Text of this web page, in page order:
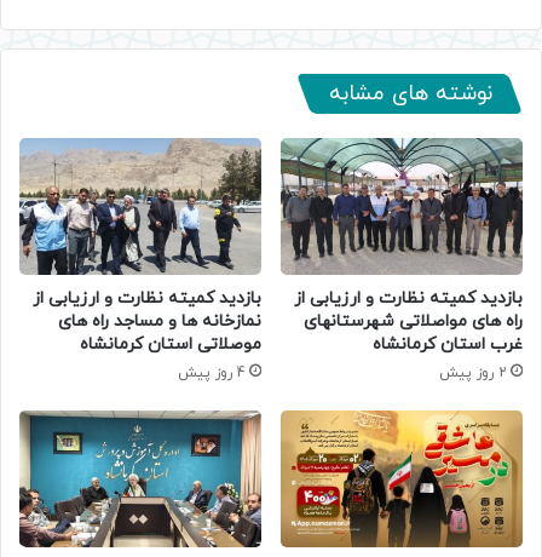
نوشته های مشابه
بازدید کمیته نظارت و ارزیابی از
راه های مواصلاتی شهرستانهای
غرب استان کرمانشاه
2 روز پیش
بازدید کمیته نظارت و ارزیابی از
نمازخانه ها و مساجد راه های
موصلاتی استان کرمانشاه
4 روز پیش